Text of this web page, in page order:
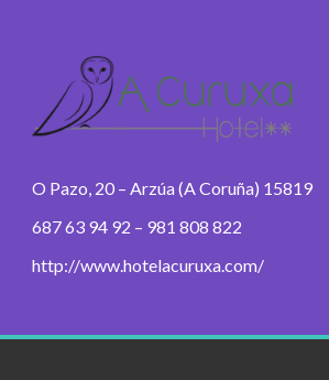
O Pazo, 20 – Arzúa (A Coruña) 15819
687 63 94 92 – 981 808 822
http://www.hotelacuruxa.com/